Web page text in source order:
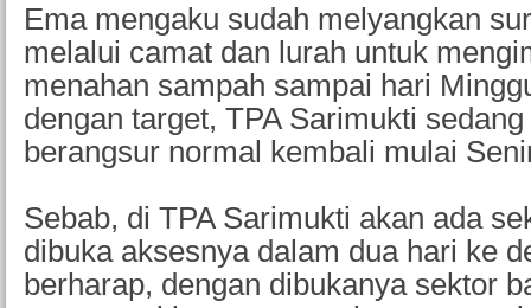
Ema mengaku sudah melyangkan
melalui camat dan lurah untuk
menahan sampah sampai hari
dengan target, TPA Sarimukti
berangsur normal kembali mulai
Sebab, di TPA Sarimukti akan ada
dibuka aksesnya dalam dua hari ke
berharap, dengan dibukanya sektor